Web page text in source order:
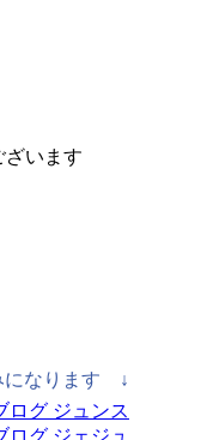
ざいます
になります ↓